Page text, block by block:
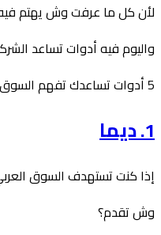
لأن كل ما عرفت وش يهتم فيه
واليوم فيه أدوات تساعد
5 أدوات تساعدك تفهم السوق واتجاهات الجمهور.
1. ديما
إذا كنت تستهدف السوق
وش تقدم؟